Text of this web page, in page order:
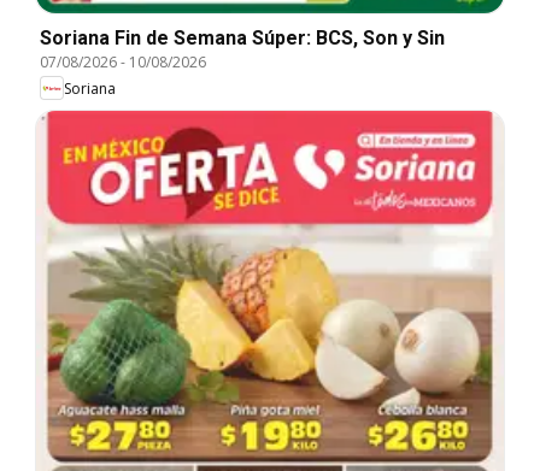
Soriana Fin de Semana Súper: BCS, Son y Sin
07/08/2026- 10/08/2026
Soriana